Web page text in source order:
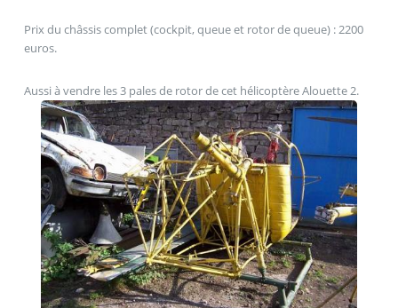
Prix du châssis complet (cockpit, queue et rotor de queue) : 2200
euros.
Aussi à vendre les 3 pales de rotor de cet hélicoptère Alouette 2.